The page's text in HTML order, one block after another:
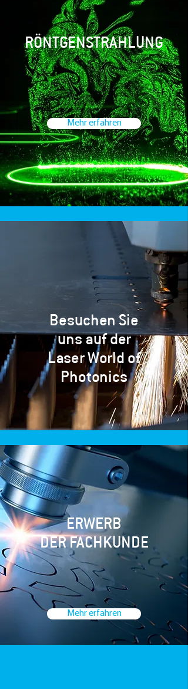
RÖNTGENSTRAHLUNG
Mehr erfahren
Besuchen Sie
uns auf der
Laser World of
Photonics
ERWERB
DER FACHKUNDE
Mehr erfahren